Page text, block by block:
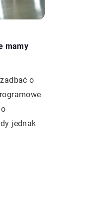
mamy
o
jednak